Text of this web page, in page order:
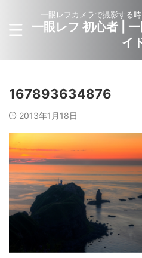
一眼レフカメラで撮影する
一眼レフ 初心者 |
イ
167893634876
2013年1月18日